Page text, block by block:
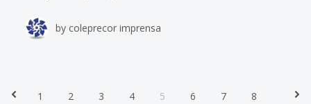
Trabalho (Coleouv), apresentou aos membros do
by coleprecor imprensa
1 2 3 4 5 6 7
8